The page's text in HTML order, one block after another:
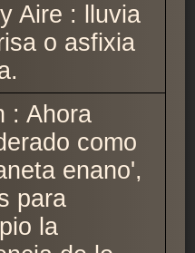
Aire : lluvia
o asfixia
: Ahora
como
enano',
para
la